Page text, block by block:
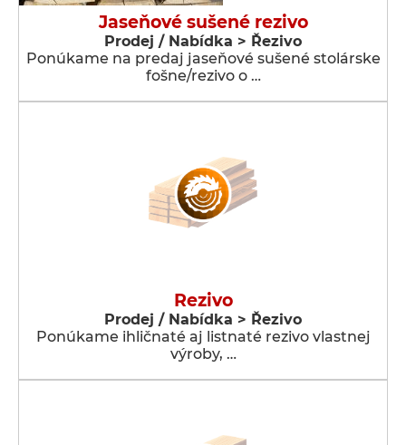
Jaseňové sušené rezivo
Prodej / Nabídka > Řezivo
Ponúkame na predaj jaseňové sušené stolárske
fošne/rezivo o …
Rezivo
Prodej / Nabídka > Řezivo
Ponúkame ihličnaté aj listnaté rezivo vlastnej
výroby, …